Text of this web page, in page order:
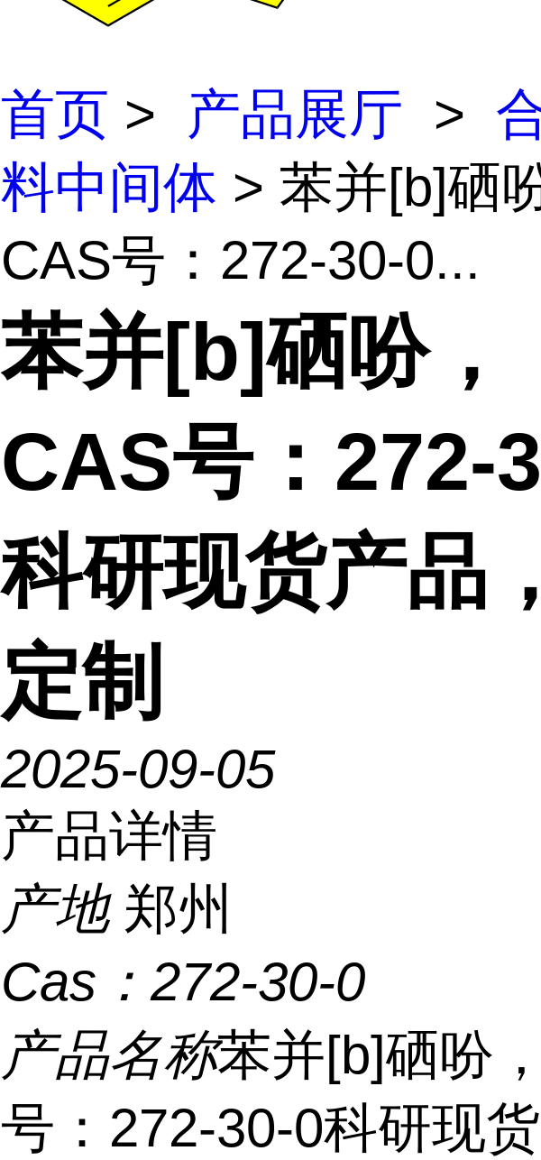
首页 > 产品展厅 >
料中间体 > 苯并[b]硒
CAS号：272-30-0...
苯并[b]硒吩，
CAS号：272-
科研现货产品
定制
2025-09-05
产品详情
产地 郑州
Cas： 272-30-0
产品名称苯并[b]硒吩
号：272-30-0科研现